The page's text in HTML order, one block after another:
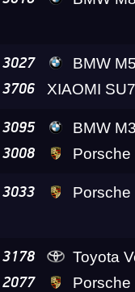
3027
BMW M5
3706
3095
BMW M3
3008 Porsche 911 Turbo S
3033 Porsche 911 Turbo
3178
Toyota Verossa
2077 Porsche 911